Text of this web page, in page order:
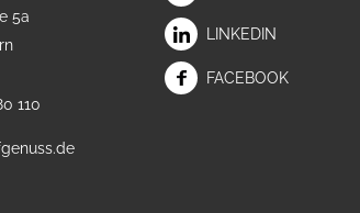
5a
110
LINKEDIN
FACEBOOK